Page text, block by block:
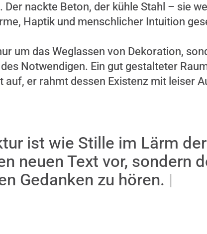
Der nackte Beton, der kühle Stahl – sie
Haptik und menschlicher Intuition
um das Weglassen von Dekoration,
Notwendigen. Ein gut gestalteter
auf, er rahmt dessen Existenz mit leiser
ist wie Stille im Lärm
neuen Text vor, sondern
Gedanken zu hören.